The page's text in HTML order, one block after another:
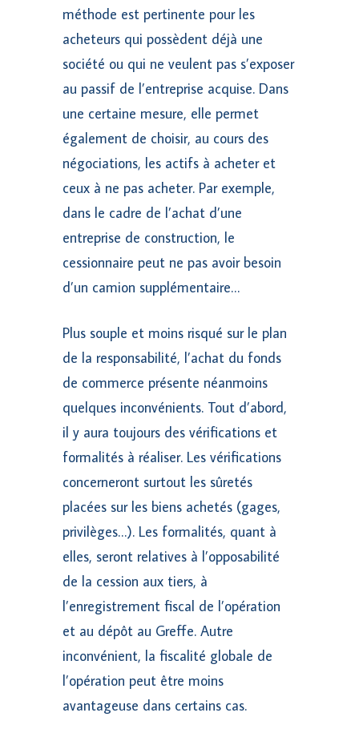
méthode est pertinente pour les
acheteurs qui possèdent déjà une
société ou qui ne veulent pas s’exposer
au passif de l’entreprise acquise. Dans
une certaine mesure, elle permet
également de choisir, au cours des
négociations, les actifs à acheter et
ceux à ne pas acheter. Par exemple,
dans le cadre de l’achat d’une
entreprise de construction, le
cessionnaire peut ne pas avoir besoin
d’un camion supplémentaire…
Plus souple et moins risqué sur le plan
de la responsabilité, l’achat du fonds
de commerce présente néanmoins
quelques inconvénients. Tout d’abord,
il y aura toujours des vérifications et
formalités à réaliser. Les vérifications
concerneront surtout les sûretés
placées sur les biens achetés (gages,
privilèges…). Les formalités, quant à
elles, seront relatives à l’opposabilité
de la cession aux tiers, à
l’enregistrement fiscal de l’opération
et au dépôt au Greffe. Autre
inconvénient, la fiscalité globale de
l’opération peut être moins
avantageuse dans certains cas.